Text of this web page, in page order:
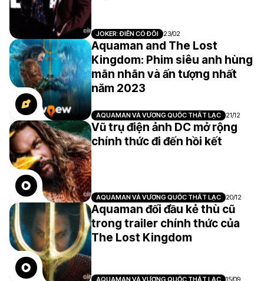
JOKER: ĐIÊN CÓ ĐÔI 23/02
Aquaman and The Lost
Kingdom: Phim siêu anh hùng
mãn nhãn và ấn tượng nhất
năm 2023
AQUAMAN VÀ VƯƠNG QUỐC THẤT LẠC 21/12
Vũ trụ điện ảnh DC mở rộng
chính thức đi đến hồi kết
AQUAMAN VÀ VƯƠNG QUỐC THẤT LẠC 20/12
Aquaman đối đầu kẻ thù cũ
trong trailer chính thức của
The Lost Kingdom
AQUAMAN VÀ VƯƠNG QUỐC THẤT LẠC 15/09